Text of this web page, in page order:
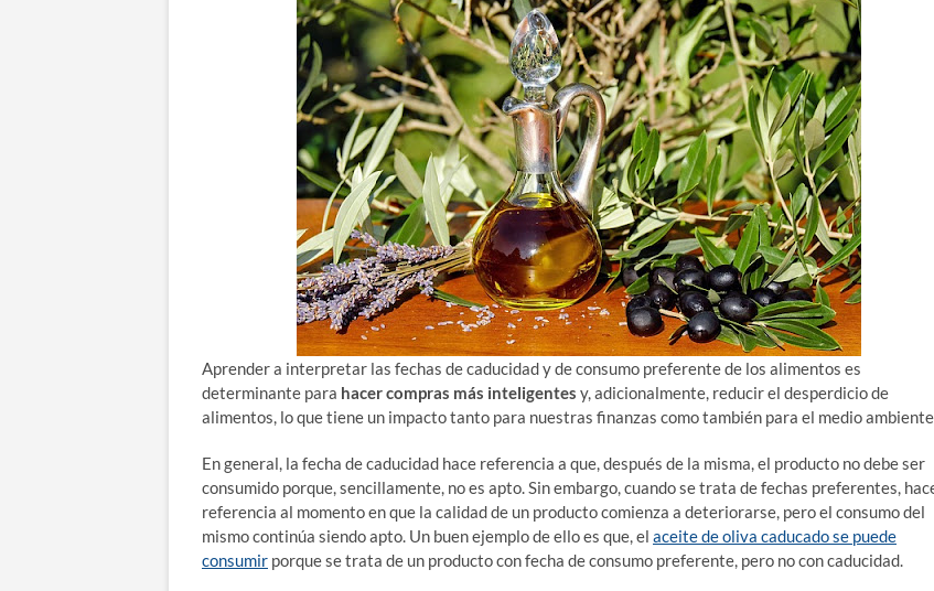
Aprender a interpretar las fechas de caducidad y de consumo preferente de los alimentos es
determinante para hacer compras más inteligentes y, adicionalmente, reducir el desperdicio de
alimentos, lo que tiene un impacto tanto para nuestras finanzas como también para el medio
En general, la fecha de caducidad hace referencia a que, después de la misma, el producto no debe ser
consumido porque, sencillamente, no es apto. Sin embargo, cuando se trata de fechas preferentes,
referencia al momento en que la calidad de un producto comienza a deteriorarse, pero el consumo del
mismo continúa siendo apto. Un buen ejemplo de ello es que, el aceite de oliva caducado se puede
consumir porque se trata de un producto con fecha de consumo preferente, pero no con caducidad.